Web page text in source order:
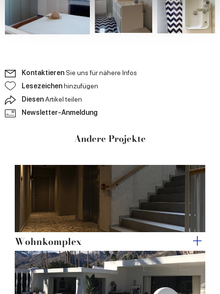
We use cookies to personalise content and ads, to
provide social media features and to analyse our traffic.
We also share information about your use of our site with
of their services.
KontaktierenSie uns für nähere Infos
Lesezeichenhinzufügen
DiesenArtikel teilen
Newsletter-Anmeldung
Andere Projekte
Wohnkomplex